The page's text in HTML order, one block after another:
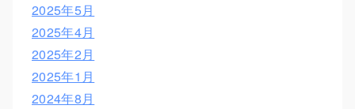
2025年5月
2025年4月
2025年2月
2025年1月
2024年8月